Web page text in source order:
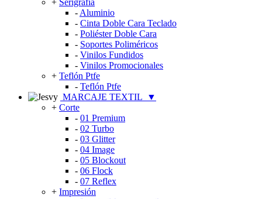
+ Serigrafía
- Aluminio
- Cinta Doble Cara Teclado
- Poliéster Doble Cara
- Soportes Poliméricos
- Vinilos Fundidos
- Vinilos Promocionales
+ Teflón Ptfe
- Teflón Ptfe
MARCAJE TEXTIL
▼
+ Corte
- 01 Premium
- 02 Turbo
- 03 Glitter
- 04 Image
- 05 Blockout
- 06 Flock
- 07 Reflex
+ Impresión